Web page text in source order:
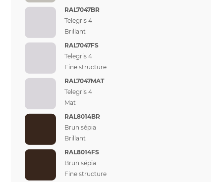
RAL7047BR
Telegris 4
Brillant
RAL7047FS
Telegris 4
Fine structure
RAL7047MAT
Telegris 4
Mat
RAL8014BR
Brun sépia
Brillant
RAL8014FS
Brun sépia
Fine structure